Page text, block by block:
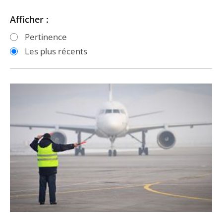
Passer
les
filtres
Passer
les
filtres
Afficher :
Pertinence
Les plus récents
Toulouse-
Blagnac